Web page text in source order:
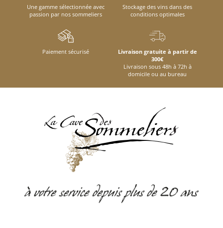
Une gamme sélectionnée avec
passion par nos sommeliers
Stockage des vins dans des
conditions optimales
Paiement sécurisé
Livraison gratuite à partir de
300€
Livraison sous 48h à 72h à
domicile ou au bureau